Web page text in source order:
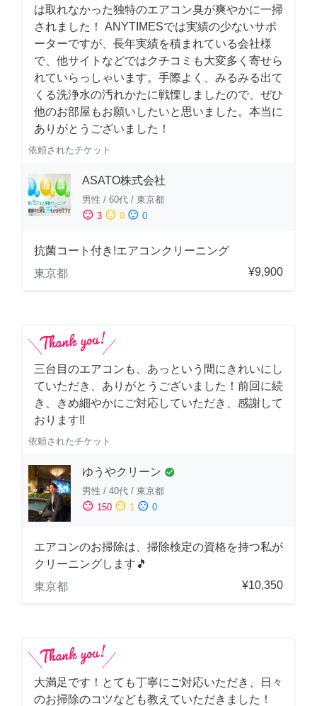
は取れなかった独特のエアコン臭が爽やかに一掃
されました！ ANYTIMESでは実績の少ないサポ
ーターですが、長年実績を積まれている会社様
で、他サイトなどではクチコミも大変多く寄せら
れていらっしゃいます。手際よく、みるみる出て
くる洗浄水の汚れかたに戦慄しましたので、ぜひ
他のお部屋もお願いしたいと思いました。本当に
ありがとうございました！
依頼されたチケット
ASATO株式会社
男性 / 60代 / 東京都
sentiment_satisfied 3 sentiment_neutral 0 sentiment_dissatisfied 0
抗菌コート付き!エアコンクリーニング
東京都
¥9,900
三台目のエアコンも、あっという間にきれいにし
ていただき、ありがとうございました！前回に続
き、きめ細やかにご対応していただき、感謝して
おります‼️
依頼されたチケット
ゆうやクリーン check_circle
男性 / 40代 / 東京都
sentiment_satisfied 150 sentiment_neutral 1 sentiment_dissatisfied 0
エアコンのお掃除は、掃除検定の資格を持つ私が
クリーニングします🎵
東京都
¥10,350
大満足です！とても丁寧にご対応いただき、日々
のお掃除のコツなども教えていただきました！